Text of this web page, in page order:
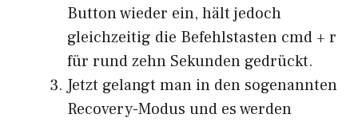
Button wieder ein, hält jedoch
gleichzeitig die Befehlstasten cmd + r
für rund zehn Sekunden gedrückt.
Jetzt gelangt man in den sogenannten
Recovery-Modus und es werden